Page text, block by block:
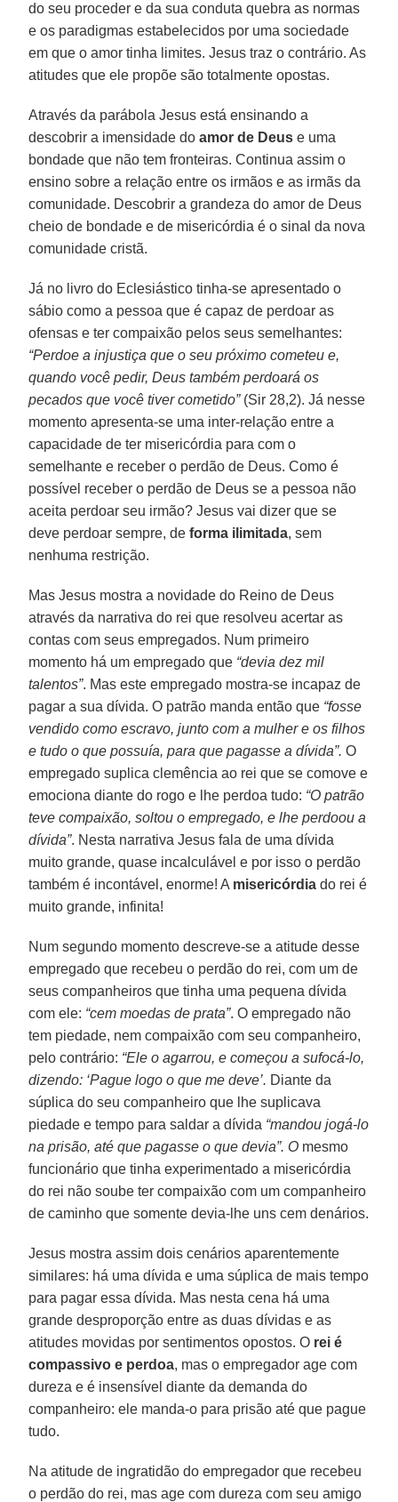
do seu proceder e da sua conduta quebra as normas
e os paradigmas estabelecidos por uma sociedade
em que o amor tinha limites. Jesus traz o contrário. As
atitudes que ele propõe são totalmente opostas.
Através da parábola Jesus está ensinando a
descobrir a imensidade doamor de Deus e uma
bondade que não tem fronteiras. Continua assim o
ensino sobre a relação entre os irmãos e as irmãs da
comunidade. Descobrir a grandeza do amor de Deus
cheio de bondade e de misericórdia é o sinal da nova
comunidade cristã.
Já no livro do Eclesiástico tinha-se apresentado o
sábio como a pessoa que é capaz de perdoar as
ofensas e ter compaixão pelos seus semelhantes:
“Perdoe a injustiça que o seu próximo cometeu e,
quando você pedir, Deus também perdoará os
pecados que você tiver cometido”(Sir 28,2). Já nesse
momento apresenta-se uma inter-relação entre a
capacidade de ter misericórdia para com o
semelhante e receber o perdão de Deus. Como é
possível receber o perdão de Deus se a pessoa não
aceita perdoar seu irmão? Jesus vai dizer que se
deve perdoar sempre, deforma ilimitada, sem
nenhuma restrição.
Mas Jesus mostra a novidade do Reino de Deus
através da narrativa do rei que resolveu acertar as
contas com seus empregados. Num primeiro
momento há um empregado que “devia dez mil
talentos”. Mas este empregado mostra-se incapaz de
pagar a sua dívida. O patrão manda então que “fosse
vendido como escravo, junto com a mulher e os filhos
e tudo o que possuía, para que pagasse a dívida”. O
empregado suplica clemência ao rei que se comove e
emociona diante do rogo e lhe perdoa tudo: “O patrão
teve compaixão, soltou o empregado, e lhe perdoou a
dívida”. Nesta narrativa Jesus fala de uma dívida
muito grande, quase incalculável e por isso o perdão
também é incontável, enorme! A misericórdia do rei é
muito grande, infinita!
Num segundo momento descreve-se a atitude desse
empregado que recebeu o perdão do rei, com um de
seus companheiros que tinha uma pequena dívida
com ele: “cem moedas de prata”. O empregado não
tem piedade, nem compaixão com seu companheiro,
pelo contrário: “Ele o agarrou, e começou a sufocá-lo,
dizendo: ‘Pague logo o que me deve’. Diante da
súplica do seu companheiro que lhe suplicava
piedade e tempo para saldar a dívida “mandou jogá-lo
na prisão, até que pagasse o que devia”. O mesmo
funcionário que tinha experimentado a misericórdia
do rei não soube ter compaixão com um companheiro
de caminho que somente devia-lhe uns cem denários.
Jesus mostra assim dois cenários aparentemente
similares: há uma dívida e uma súplica de mais tempo
para pagar essa dívida. Mas nesta cena há uma
grande desproporção entre as duas dívidas e as
atitudes movidas por sentimentos opostos. O rei é
compassivo e perdoa, mas o empregador age com
dureza e é insensível diante da demanda do
companheiro: ele manda-o para prisão até que pague
tudo.
Na atitude de ingratidão do empregador que recebeu
o perdão do rei, mas age com dureza com seu amigo